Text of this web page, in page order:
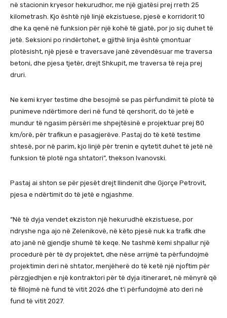
në stacionin kryesor hekurudhor, me një gjatësi prej rreth 25
kilometrash. Kjo është një linjë ekzistuese, pjesë e korridorit 10
dhe ka qenë në funksion për një kohë të gjatë, por jo siç duhet të
jetë. Seksioni po rindërtohet, e gjithë linja është çmontuar
plotësisht, një pjesë e traversave janë zëvendësuar me traversa
betoni, dhe pjesa tjetër, drejt Shkupit, me traversa të reja prej
druri.
Ne kemi kryer testime dhe besojmë se pas përfundimit të plotë të
punimeve ndërtimore deri në fund të qershorit, do të jetë e
mundur të ngasim përsëri me shpejtësinë e projektuar prej 80
km/orë, për trafikun e pasagjerëve. Pastaj do të ketë testime
shtesë, por në parim, kjo linjë për trenin e qytetit duhet të jetë në
funksion të plotë nga shtatori”, thekson Ivanovski.
Pastaj ai shton se për pjesët drejt Ilindenit dhe Gjorçe Petrovit,
pjesa e ndërtimit do të jetë e ngjashme.
“Në të dyja vendet ekziston një hekurudhë ekzistuese, por
ndryshe nga ajo në Zelenikovë, në këto pjesë nuk ka trafik dhe
ato janë në gjendje shumë të keqe. Ne tashmë kemi shpallur një
procedurë për të dy projektet, dhe nëse arrijmë ta përfundojmë
projektimin deri në shtator, menjëherë do të ketë një njoftim për
përzgjedhjen e një kontraktori për të dyja itineraret, në mënyrë që
të fillojmë në fund të vitit 2026 dhe t’i përfundojmë ato deri në
fund të vitit 2027.